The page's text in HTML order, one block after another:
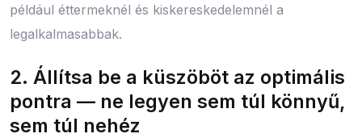
például éttermeknél és kiskereskedelemnél a
legalkalmasabbak.
2. Állítsa be a küszöböt az optimális
pontra — ne legyen sem túl könnyű,
sem túl nehéz